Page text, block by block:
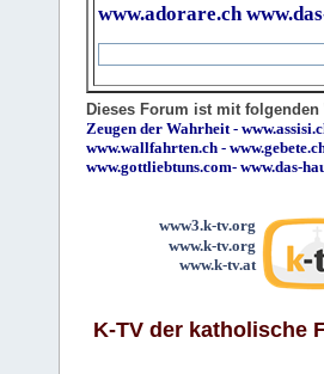
www.adorare.ch
Dieses Forum ist mit
Zeugen der Wahrheit -
www.wallfahrten.ch -
www.gottliebtuns.com- www.das-
www3.k-tv.org
www.k-tv.org
www.k-tv.at
K-TV der katholische